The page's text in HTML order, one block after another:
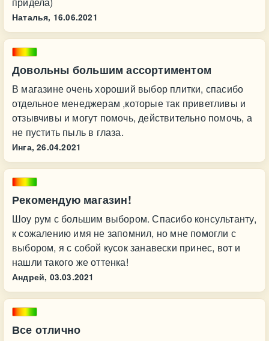
Наталья, 16.06.2021
Довольны большим ассортиментом
В магазине очень хороший выбор плитки, спасибо
отдельное менеджерам ,которые так приветливы и
отзывчивы и могут помочь, действительно помочь, а
не пустить пыль в глаза.
Инга, 26.04.2021
Рекомендую магазин!
Шоу рум с большим выбором. Спасибо консультанту,
к сожалению имя не запомнил, но мне помогли с
выбором, я с собой кусок занавески принес, вот и
нашли такого же оттенка!
Андрей, 03.03.2021
Все отлично